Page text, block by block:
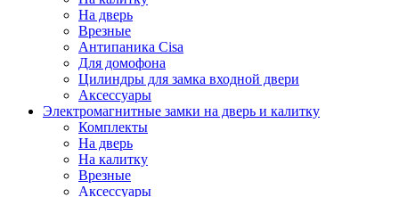
На дверь
Врезные
Антипаника Cisa
Для домофона
Цилиндры для замка входной двери
Аксессуары
Электромагнитные замки на дверь и калитку
Комплекты
На дверь
На калитку
Врезные
Аксессуары